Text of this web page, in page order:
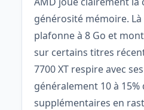
générosité mémoire. Là
plafonne à 8 Go et
sur certains titres
7700 XT respire avec
généralement 10 à
supplémentaires en